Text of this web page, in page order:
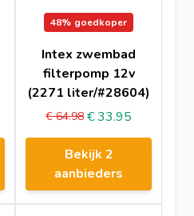
48% goedkoper
Intex zwembad
filterpomp 12v
(2271 liter/#28604)
€ 64.98 € 33.95
Bekijk 2
aanbieders